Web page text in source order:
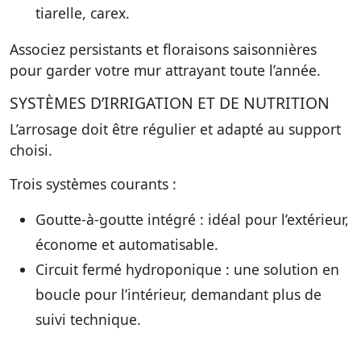
tiarelle, carex.
Associez persistants et floraisons saisonnières
pour garder votre mur attrayant toute l’année.
SYSTÈMES D’IRRIGATION ET DE NUTRITION
L’arrosage doit être régulier et adapté au support
choisi.
Trois systèmes courants :
Goutte-à-goutte intégré : idéal pour l’extérieur,
économe et automatisable.
Circuit fermé hydroponique : une solution en
boucle pour l’intérieur, demandant plus de
suivi technique.